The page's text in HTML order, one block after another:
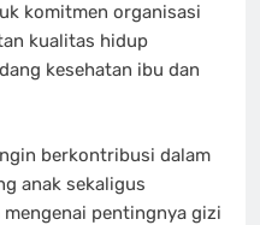
komitmen organisasi
kualitas hidup
kesehatan ibu dan
berkontribusi dalam
anak sekaligus
pentingnya gizi